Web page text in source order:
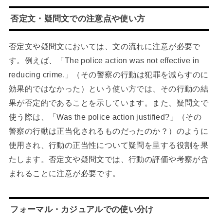
否定文・疑問文での注意点や使い方
否定文や疑問文においては、文の流れに注意が必要で
す。例えば、「The police action was not effective in
reducing crime.」（その警察の行動は犯罪を減らすのに
効果的ではなかった）という使い方では、その行動の結
果が否定的であることを示しています。また、疑問文で
使う際は、「Was the police action justified?」（その
警察の行動は正当化されるものだったのか？）のように
使用され、行動の正当性について疑問を呈する役割を果
たします。否定文や疑問文では、行動の評価や考察が含
まれることに注意が必要です。
フォーマル・カジュアルでの使い分け